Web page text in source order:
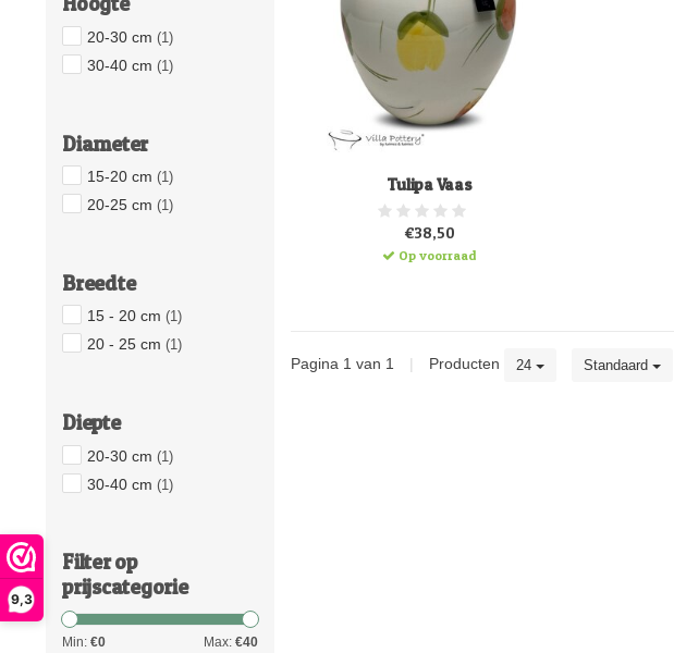
9,3
20-30 cm (1)
30-40 cm (1)
Diameter
15-20 cm (1)
20-25 cm (1)
Breedte
15 - 20 cm (1)
20 - 25 cm (1)
Diepte
20-30 cm (1)
30-40 cm (1)
Filter op
prijscategorie
Min: €0 Max: €40
Tulipa Vaas
€38,50
Op voorraad
Pagina 1 van 1 | Producten 24 Standaard